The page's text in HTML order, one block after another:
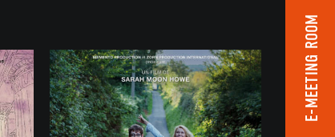
E-MEETING ROOM